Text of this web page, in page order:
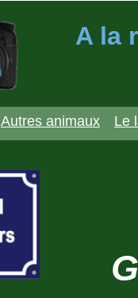
A la
Autres animaux Le